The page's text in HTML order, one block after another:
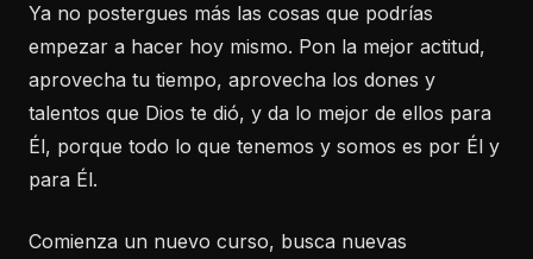
Ya no postergues más las cosas que podrías
empezar a hacer hoy mismo. Pon la mejor actitud,
aprovecha tu tiempo, aprovecha los dones y
talentos que Dios te dió, y da lo mejor de ellos para
Él, porque todo lo que tenemos y somos es por Él y
para Él.
Comienza un nuevo curso, busca nuevas